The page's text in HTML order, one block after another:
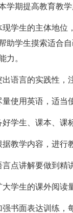
学期提高教育教学
现学生的主体地位
助学生摸索适合
力。
出语言的实践性，
量使用英语，适当
好学生、课本、课
据教学内容，进行
言点讲解要做到精
大学生的课外阅读
强书面表达训练，